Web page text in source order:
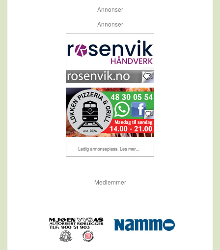
Annonser
Annonser
Medlemmer